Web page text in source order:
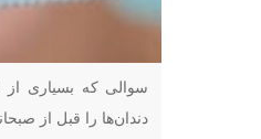
سوالی که بسیاری از
دندان‌ها را قبل از